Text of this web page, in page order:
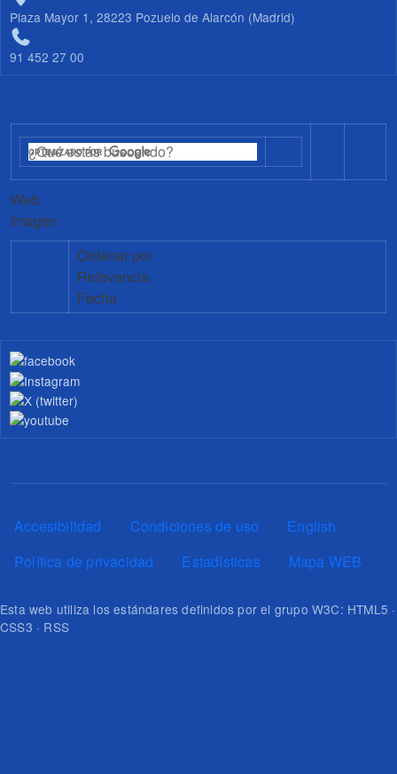
Plaza Mayor 1, 28223 Pozuelo de Alarcón (Madrid)
91 452 27 00
Web
Imagen
Ordenar por
Relevancia
Fecha
Pie de página
Accesibilidad Condiciones de uso
English
Política de privacidad
Estadísticas Mapa WEB
Esta web utiliza los estándares definidos por el grupo W3C: HTML5 ·
CSS3 · RSS